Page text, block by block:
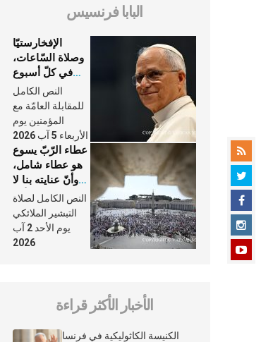
البابا فرنسيس
الإفخارستيّا
وصلاة السّاعات،
في كلّ أسبوع
وكلّ يوم، هما
النَّفَس في حياة
الكنيسة
النص الكامل
للمقابلة العامّة مع
المؤمنين يوم
الأربعاء 5 آب 2026
عطاء الرّبّ يسوع
هو عطاء شامل،
وأنّ عنايته بنا لا
تغيب عنّا أبدًا
النص الكامل لصلاة
التبشير الملائكي
يوم الأحد 2 آب
2026
الأخبار الأكثر قراءة
الكنيسة الكاثوليكية في فرنسا